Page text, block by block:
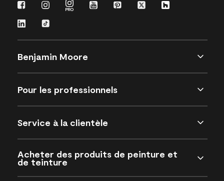
Benjamin Moore
Pour les professionnels
Service à la clientèle
Acheter des produits de peinture et
de teinture